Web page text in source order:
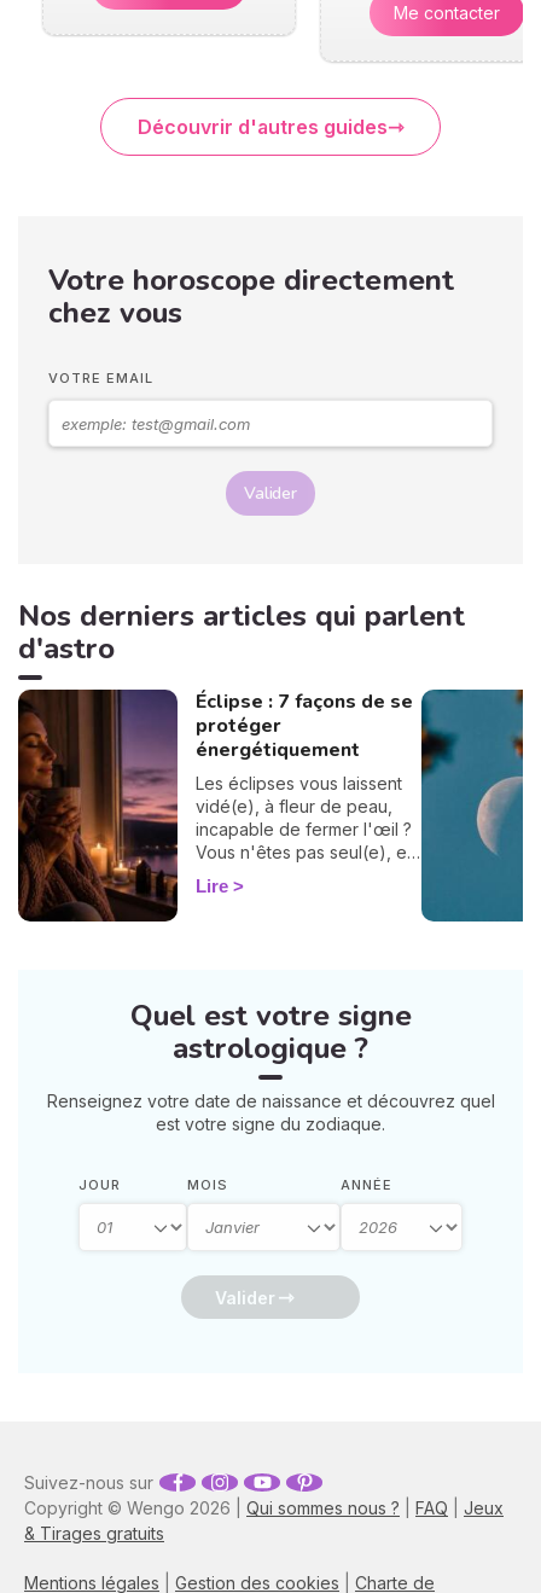
Me contacter
Découvrir d'autres guides
Votre horoscope directement
chez vous
VOTRE EMAIL
Valider
Nos derniers articles qui parlent
d'astro
Éclipse : 7 façons de se
protéger
énergétiquement
Les éclipses vous laissent
vidé(e), à fleur de peau,
incapable de fermer l'œil ?
Vous n'êtes pas seul(e), et
surtout : ça se traverse en
douceur. Voici 7 gestes
intérieur. 🛡️🌒
Lire
Quel est votre signe
astrologique ?
Renseignez votre date de naissance et découvrez quel
est votre signe du zodiaque.
JOUR MOIS ANNÉE
Valider
Copyright © Wengo 2026 | Qui sommes nous ? FAQ
Jeux
& Tirages gratuits
Mentions légales Gestion des cookies Charte de
Suivez-nous sur